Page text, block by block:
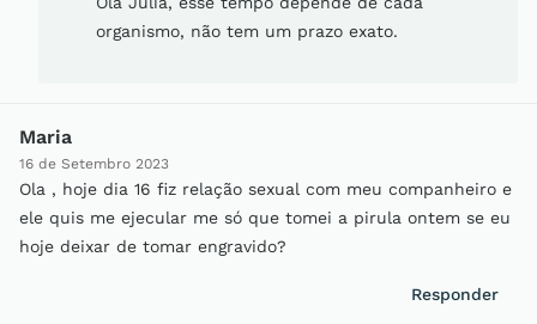
organismo, não tem um prazo exato.
Maria
16 de Setembro 2023
Ola , hoje dia 16 fiz relação sexual com meu companheiro e
ele quis me ejecular me só que tomei a pirula ontem se eu
hoje deixar de tomar engravido?
Responder